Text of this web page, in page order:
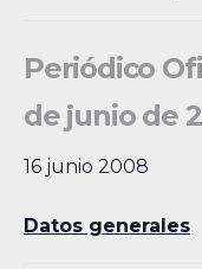
Periódico
de junio de
16 junio 2008
Datos generales